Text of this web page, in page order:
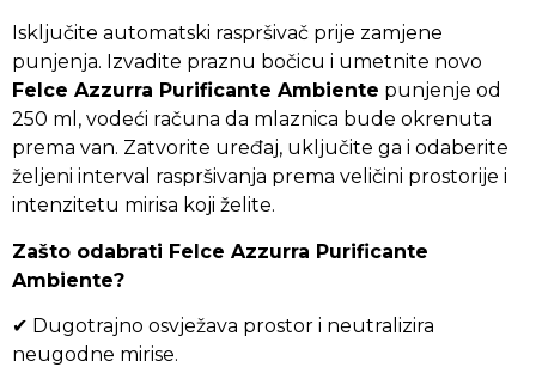
Isključite automatski raspršivač prije zamjene
punjenja. Izvadite praznu bočicu i umetnite novo
Felce Azzurra Purificante Ambiente punjenje od
250 ml, vodeći računa da mlaznica bude okrenuta
prema van. Zatvorite uređaj, uključite ga i odaberite
željeni interval raspršivanja prema veličini prostorije i
intenzitetu mirisa koji želite.
Zašto odabrati Felce Azzurra Purificante
Ambiente?
✔ Dugotrajno osvježava prostor i neutralizira
neugodne mirise.